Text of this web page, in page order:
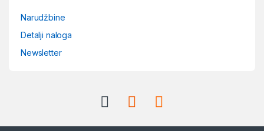
Narudžbine
Detalji naloga
Newsletter